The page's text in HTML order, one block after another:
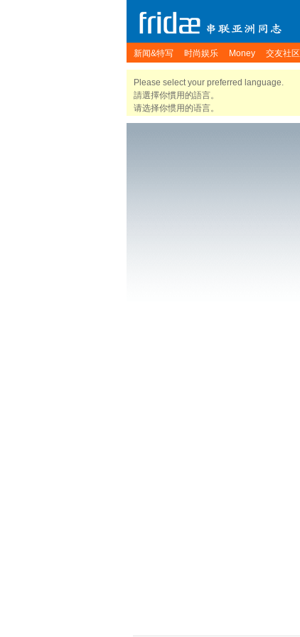
新闻&特写 时尚娱乐 Money 交友社区
Please select your preferred language.
請選擇你慣用的語言。
请选择你惯用的语言。